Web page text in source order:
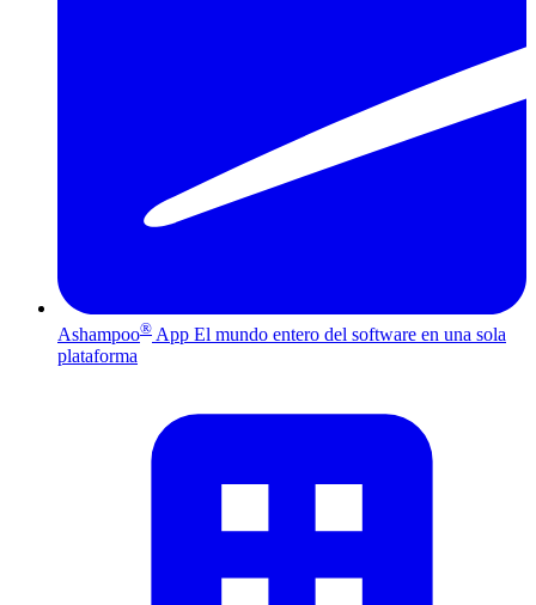
Ashampoo® App El mundo entero del software en una sola
plataforma